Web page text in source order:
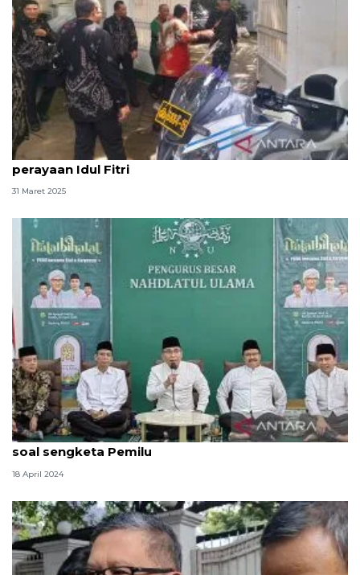
Bambang Pacul sambangi rumah Megawati saat
perayaan Idul Fitri
31 Maret 2025
Ketum PBNU harap MK hasilkan putusan absolut
soal sengketa Pemilu
18 April 2024